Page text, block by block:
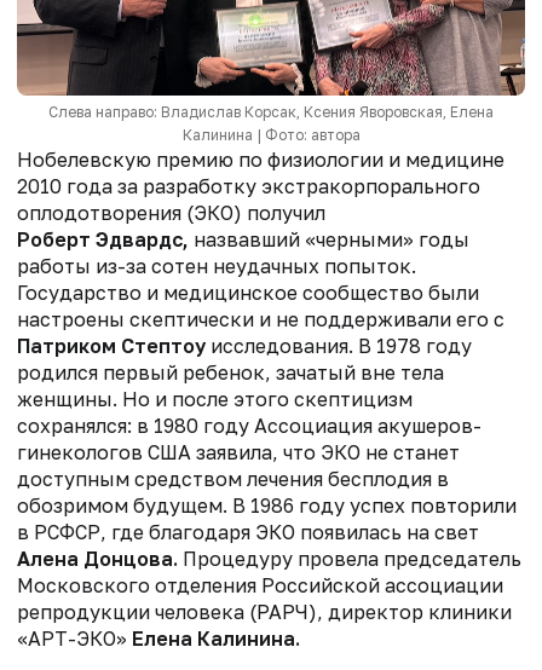
Слева направо: Владислав Корсак, Ксения Яворовская, Елена
Калинина | Фото: автора
Нобелевскую премию по физиологии и медицине
2010 года за разработку экстракорпорального
оплодотворения (ЭКО) получил
Роберт Эдвардс, назвавший «черными» годы
работы из-за сотен неудачных попыток.
Государство и медицинское сообщество были
настроены скептически и не поддерживали его с
Патриком Стептоу исследования. В 1978 году
родился первый ребенок, зачатый вне тела
женщины. Но и после этого скептицизм
сохранялся: в 1980 году Ассоциация акушеров-
гинекологов США заявила, что ЭКО не станет
доступным средством лечения бесплодия в
обозримом будущем. В 1986 году успех повторили
в РСФСР, где благодаря ЭКО появилась на свет
Алена Донцова. Процедуру провела председатель
Московского отделения Российской ассоциации
репродукции человека (РАРЧ), директор клиники
«АРТ-ЭКО» Елена Калинина.